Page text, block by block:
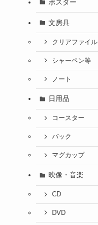
ポスター
文房具
クリアファイル
シャーペン等
ノート
日用品
コースター
バック
マグカップ
映像・音楽
CD
DVD